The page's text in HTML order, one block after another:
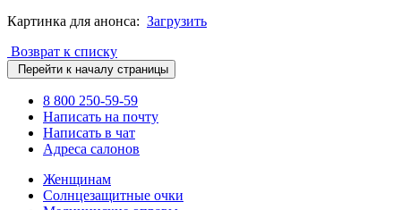
Картинка для анонса: Загрузить
Возврат к списку
Перейти к началу страницы
8 800 250-59-59
Написать на почту
Написать в чат
Адреса салонов
Женщинам
Солнцезащитные очки